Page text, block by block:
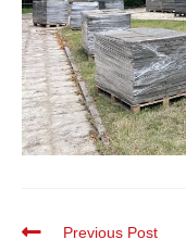
Previous Post